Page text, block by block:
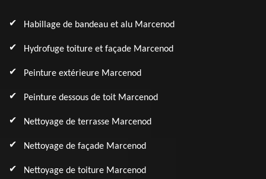
Habillage de bandeau et alu Marcenod
Hydrofuge toiture et façade Marcenod
Peinture extérieure Marcenod
Peinture dessous de toit Marcenod
Nettoyage de terrasse Marcenod
Nettoyage de façade Marcenod
Nettoyage de toiture Marcenod